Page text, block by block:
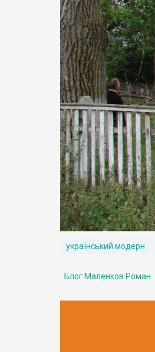
український модерн
Блог Маленков Роман